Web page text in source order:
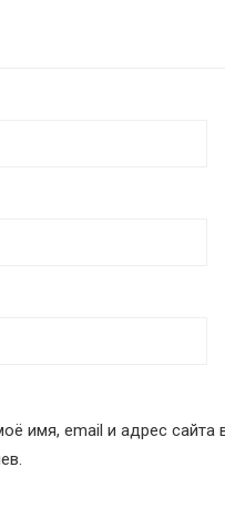
имя, email и адрес